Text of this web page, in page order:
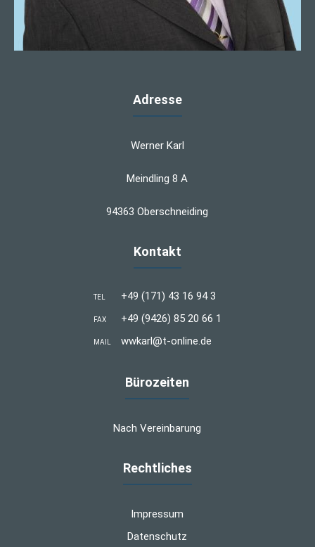
Adresse
Werner Karl
Meindling 8 A
94363 Oberschneiding
Kontakt
TEL +49 (171) 43 16 94 3
FAX +49 (9426) 85 20 66 1
MAIL wwkarl@t-online.de
Bürozeiten
Nach Vereinbarung
Rechtliches
Impressum
Datenschutz